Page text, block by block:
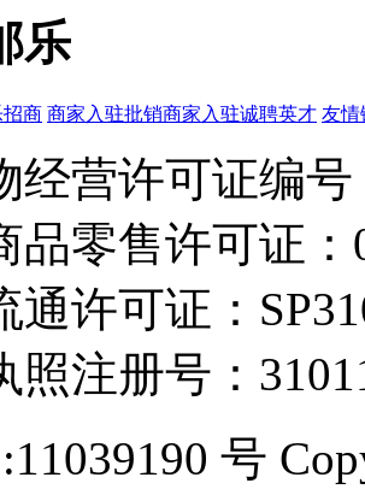
乐
招商 商家入驻批销商家入驻诚聘英才 友情
经营许可证编
品零售许可证：
通许可证：
照注册号：
号